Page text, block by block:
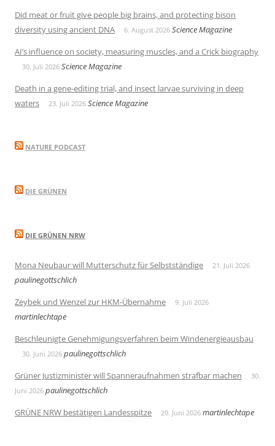
Did meat or fruit give people big brains, and protecting bison
diversity using ancient DNA
6. August 2026 Science Magazine
AI’s influence on society, measuring muscles, and a Crick biography
30. Juli 2026 Science Magazine
Death in a gene-editing trial, and insect larvae surviving in deep
waters
23. Juli 2026 Science Magazine
NATURE PODCAST
DIE GRÜNEN
DIE GRÜNEN NRW
Mona Neubaur will Mutterschutz für Selbstständige 21. Juli 2026
paulinegottschlich
Zeybek und Wenzel zur HKM-Übernahme
9. Juli 2026
martinlechtape
Beschleunigte Genehmigungsverfahren beim Windenergieausbau
30. Juni 2026 paulinegottschlich
Grüner Justizminister will Spanneraufnahmen strafbar machen
30.
Juni 2026 paulinegottschlich
GRÜNE NRW bestätigen Landesspitze
20. Juni 2026 martinlechtape